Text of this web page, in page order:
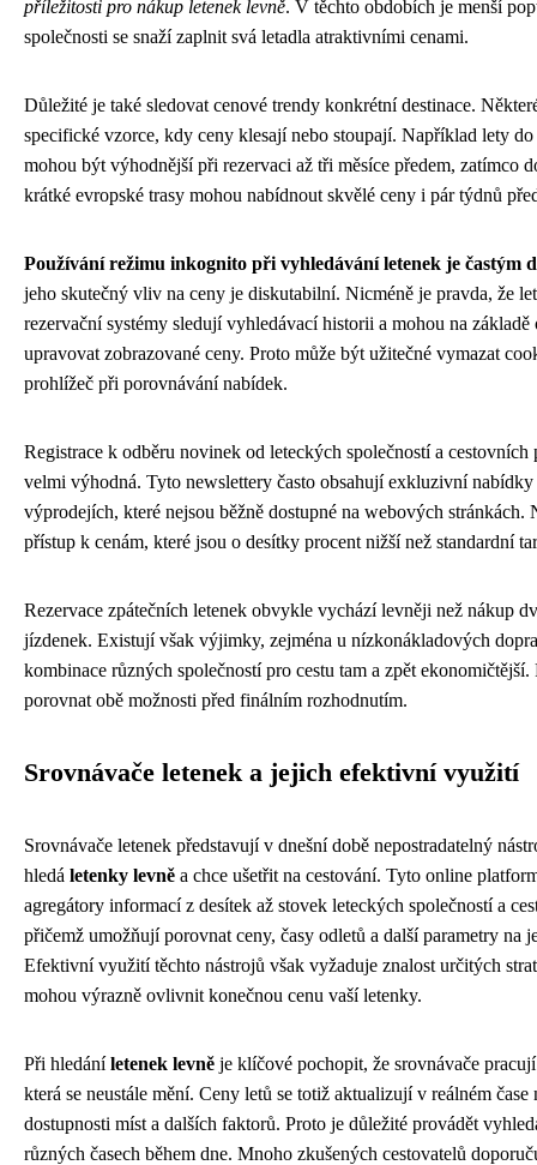
příležitosti pro nákup letenek levně. V těchto obdobích je menší
společnosti se snaží zaplnit svá letadla atraktivními cenami.
Důležité je také sledovat cenové trendy konkrétní destinace.
specifické vzorce, kdy ceny klesají nebo stoupají. Například lety
mohou být výhodnější při rezervaci až tři měsíce předem, zatímco
krátké evropské trasy mohou nabídnout skvělé ceny i pár týdnů
Používání režimu inkognito při vyhledávání letenek je častým
jeho skutečný vliv na ceny je diskutabilní. Nicméně je pravda, že
rezervační systémy sledují vyhledávací historii a mohou na
upravovat zobrazované ceny. Proto může být užitečné vymazat
prohlížeč při porovnávání nabídek.
Registrace k odběru novinek od leteckých společností a cestovních
velmi výhodná. Tyto newslettery často obsahují exkluzivní
výprodejích, které nejsou běžně dostupné na webových stránkách.
přístup k cenám, které jsou o desítky procent nižší než standardní
Rezervace zpátečních letenek obvykle vychází levněji než nákup
jízdenek. Existují však výjimky, zejména u nízkonákladových
kombinace různých společností pro cestu tam a zpět
porovnat obě možnosti před finálním rozhodnutím.
Srovnávače letenek a jejich efektivní využití
Srovnávače letenek představují v dnešní době nepostradatelný
hledá letenky levně a chce ušetřit na cestování. Tyto online
agregátory informací z desítek až stovek leteckých společností a
přičemž umožňují porovnat ceny, časy odletů a další parametry na
Efektivní využití těchto nástrojů však vyžaduje znalost určitých
mohou výrazně ovlivnit konečnou cenu vaší letenky.
Při hledáníletenek levně je klíčové pochopit, že srovnávače
která se neustále mění. Ceny letů se totiž aktualizují v reálném čase
dostupnosti míst a dalších faktorů. Proto je důležité provádět
různých časech během dne. Mnoho zkušených cestovatelů